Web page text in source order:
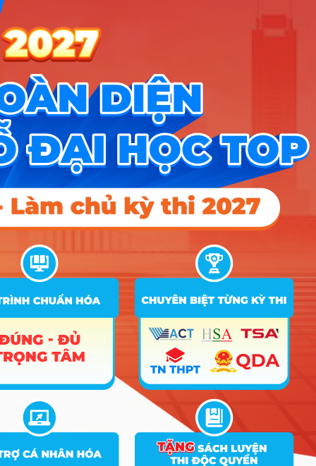
Quản lý xây dựng/ Quản lý hạ
tầng, đất đai đô thị (*)
D07; X05;
X06; X26
22
Quản lý xây dựng/ Kiểm toán đầu
A00; A01;
C01; D01;
D07; X05;
X06; X26
24.35
Tên ngành Tổ hợp
Điểm Chuẩn
Ghi
2024
A00; A01;
C01; D01;
D07; X05;
2 Khoa học dữ liệu (*)
A00; A01;
26.25
3 Khoa học máy tính
A00; A01;
X26
26.63 27.25
4
Khoa học Máy tính (Chương trình
đào tạo Liên kết quốc tế với Đại
học Mississippi – Hoa Kỳ)
A00; A01;
C01; D01;
D07; X06
24.53 23.63
Công nghệ thông tin
C01; D01;
D07; X06;
26.7 27.25
6
Công nghệ thông tin/ Công nghệ
A00; A01;
C01; D01;
26.33 27.25